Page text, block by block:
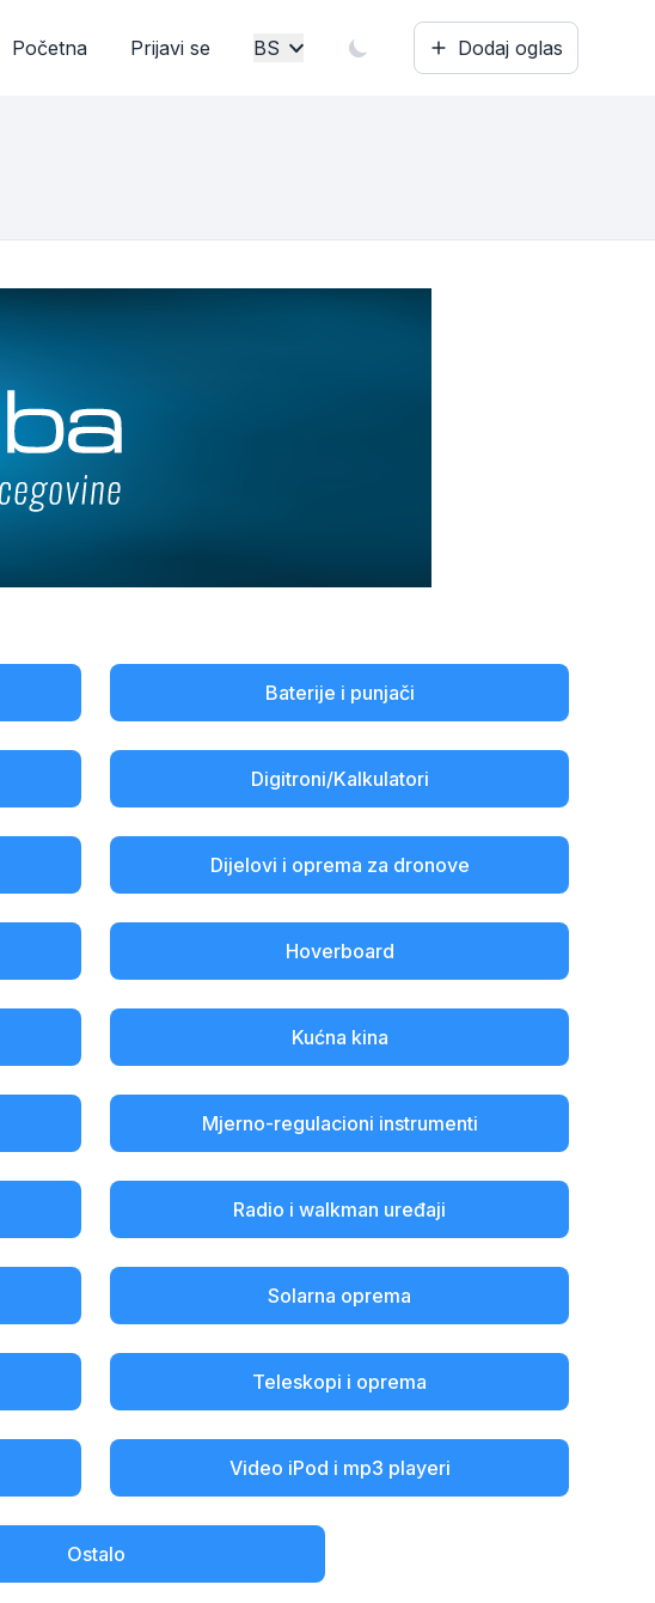
Početna Prijavi se BS Dodaj oglas
Baterije i punjači
Digitroni/Kalkulatori
Dijelovi i oprema za dronove
Hoverboard
Kućna kina
Mjerno-regulacioni instrumenti
Radio i walkman uređaji
Solarna oprema
Teleskopi i oprema
Video iPod i mp3 playeri
Ostalo